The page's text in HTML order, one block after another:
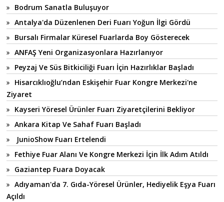
Bodrum Sanatla Buluşuyor
Antalya'da Düzenlenen Deri Fuarı Yoğun İlgi Gördü
Bursalı Firmalar Küresel Fuarlarda Boy Gösterecek
ANFAŞ Yeni Organizasyonlara Hazırlanıyor
Peyzaj Ve Süs Bitkiciliği Fuarı İçin Hazırlıklar Başladı
Hisarcıklıoğlu’ndan Eskişehir Fuar Kongre Merkezi'ne
Ziyaret
Kayseri Yöresel Ürünler Fuarı Ziyaretçilerini Bekliyor
Ankara Kitap Ve Sahaf Fuarı Başladı
JunioShow Fuarı Ertelendi
Fethiye Fuar Alanı Ve Kongre Merkezi İçin İlk Adım Atıldı
Gaziantep Fuara Doyacak
Adıyaman'da 7. Gıda-Yöresel Ürünler, Hediyelik Eşya Fuarı
Açıldı